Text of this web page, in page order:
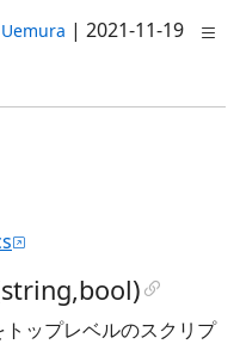
| 2021-11-19
ップレベルのスクリプ